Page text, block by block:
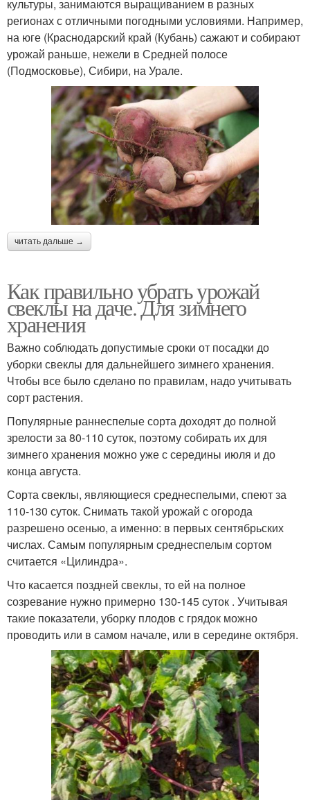
культуры, занимаются выращиванием в разных
регионах с отличными погодными условиями. Например,
на юге (Краснодарский край (Кубань) сажают и собирают
урожай раньше, нежели в Средней полосе
(Подмосковье), Сибири, на Урале.
читать дальше →
Как правильно убрать урожай
свеклы на даче. Для зимнего
хранения
Важно соблюдать допустимые сроки от посадки до
уборки свеклы для дальнейшего зимнего хранения.
Чтобы все было сделано по правилам, надо учитывать
сорт растения.
Популярные раннеспелые сорта доходят до полной
зрелости за 80-110 суток, поэтому собирать их для
зимнего хранения можно уже с середины июля и до
конца августа.
Сорта свеклы, являющиеся среднеспелыми, спеют за
110-130 суток. Снимать такой урожай с огорода
разрешено осенью, а именно: в первых сентябрьских
числах. Самым популярным среднеспелым сортом
считается «Цилиндра».
Что касается поздней свеклы, то ей на полное
созревание нужно примерно 130-145 суток . Учитывая
такие показатели, уборку плодов с грядок можно
проводить или в самом начале, или в середине октября.